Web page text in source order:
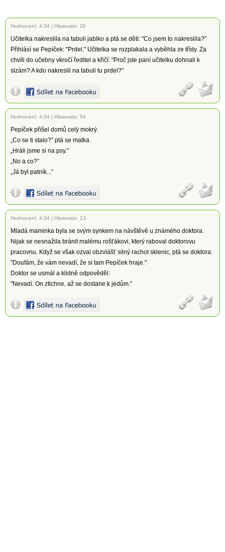
Hodnocení: 4.04 | Hlasovalo: 26
Učitelka nakreslila na tabuli jablko a ptá se dětí: "Co jsem to nakreslila?"
Přihlásí se Pepíček: "Prdel." Učitelka se rozplakala a vyběhla ze třídy. Za
chvíli do učebny vkročí ředitel a křičí: "Proč jste paní učitelku dohnali k
slzám? A kdo nakreslil na tabuli tu prdel?"
Hodnocení: 4.04 | Hlasovalo: 54
Pepíček přišel domů celý mokrý.
„Co se ti stalo?” ptá se matka.
„Hráli jsme si na psy.”
„No a co?”
„Já byl patník...”
Hodnocení: 4.04 | Hlasovalo: 13
Mladá maminka byla se svým synkem na návštěvě u známého doktora.
Nijak se nesnažila bránit malému rošťákovi, který raboval doktorovu
pracovnu. Když se však ozval obzvlášť silný rachot sklenic, ptá se doktora:
"Doufám, že vám nevadí, že si tam Pepíček hraje."
Doktor se usmál a klidně odpověděl:
"Nevadí. On ztichne, až se dostane k jedům."